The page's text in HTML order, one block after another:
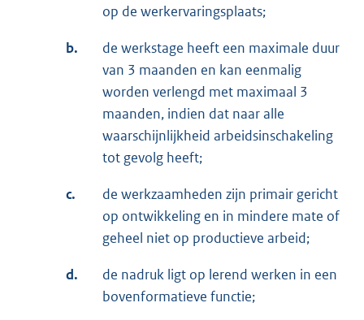
op de werkervaringsplaats;
b.
de werkstage heeft een maximale duur
van 3 maanden en kan eenmalig
worden verlengd met maximaal 3
maanden, indien dat naar alle
waarschijnlijkheid arbeidsinschakeling
tot gevolg heeft;
c.
de werkzaamheden zijn primair gericht
op ontwikkeling en in mindere mate of
geheel niet op productieve arbeid;
d.
de nadruk ligt op lerend werken in een
bovenformatieve functie;